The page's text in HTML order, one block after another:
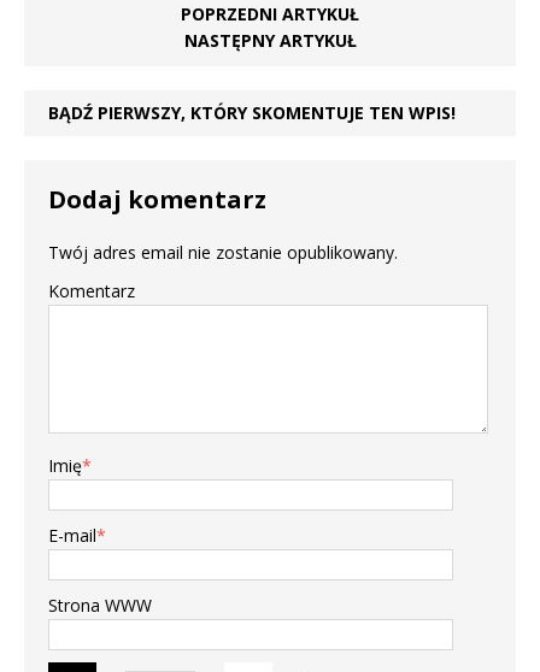
POPRZEDNI ARTYKUŁ
NASTĘPNY ARTYKUŁ
BĄDŹ PIERWSZY, KTÓRY SKOMENTUJE TEN WPIS!
Dodaj komentarz
Twój adres email nie zostanie opublikowany.
Komentarz
Imię*
E-mail*
Strona WWW